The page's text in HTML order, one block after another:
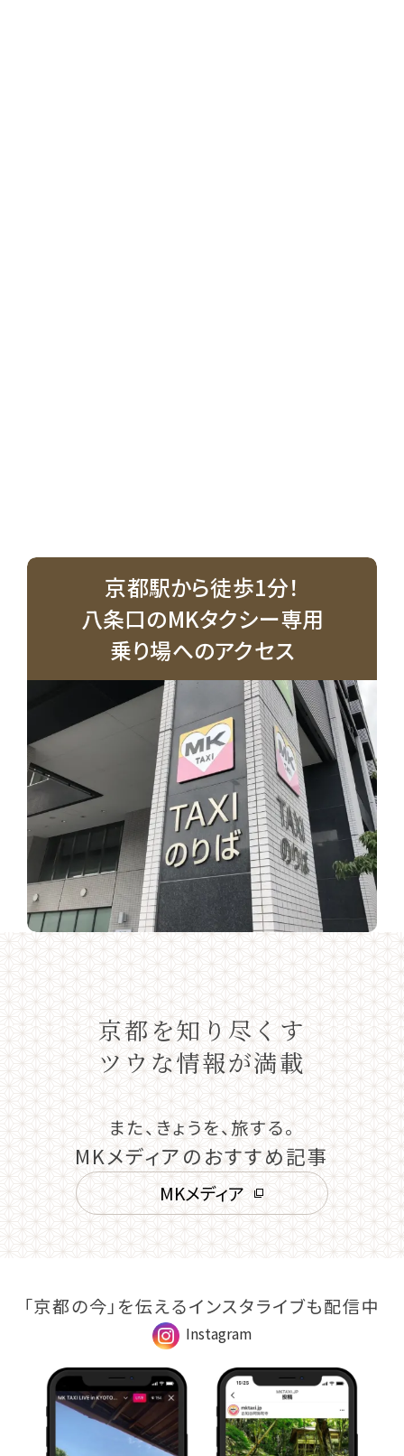
京都駅から徒歩1分！
八条口のMKタクシー専用
乗り場へのアクセス
京都を知り尽くす
ツウな情報が満載
また、きょうを、旅する。
MKメディアのおすすめ記事
MKメディア
「京都の今」を伝えるインスタライブも配信中
Instagram